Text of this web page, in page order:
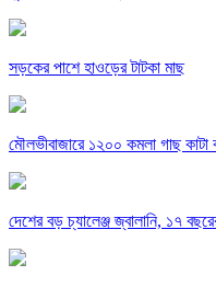
সড়কের পাশে হাওড়ের টাটকা মাছ
মৌলভীবাজারে ১২০০ কমলা গাছ কাটা
দেশের বড় চ্যালেঞ্জ জ্বালানি, ১৭